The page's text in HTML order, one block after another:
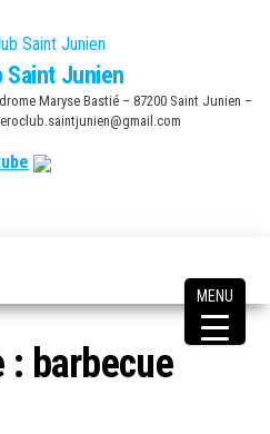
Saint Junien
Maryse Bastié – 87200 Saint Junien –
: barbecue
MENU